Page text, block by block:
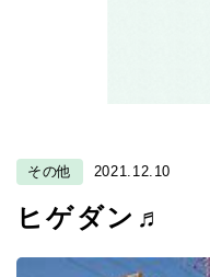
その他 2021.12.10
ヒゲダン♬